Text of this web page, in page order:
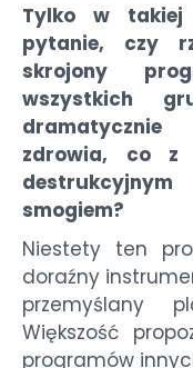
Tylko w takiej
pytanie, czy
skrojony
wszystkich
dramatycznie
zdrowia, co
smogiem?
Niestety ten
doraźny
przemyślany
Większość
programów